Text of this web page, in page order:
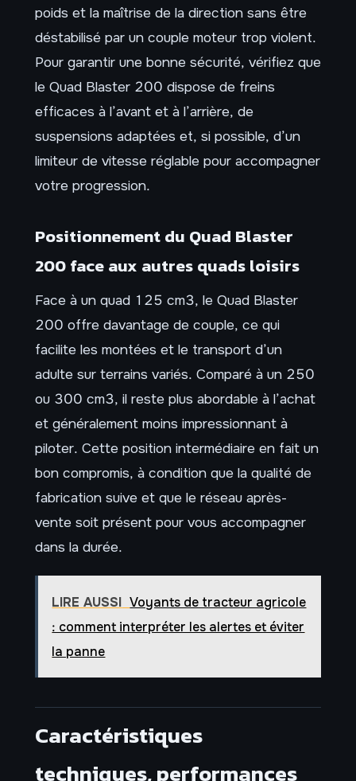
poids et la maîtrise de la direction sans être
déstabilisé par un couple moteur trop violent.
Pour garantir une bonne sécurité, vérifiez que
le Quad Blaster 200 dispose de freins
efficaces à l’avant et à l’arrière, de
suspensions adaptées et, si possible, d’un
limiteur de vitesse réglable pour accompagner
votre progression.
Positionnement du Quad Blaster
200 face aux autres quads loisirs
Face à un quad 125 cm3, le Quad Blaster
200 offre davantage de couple, ce qui
facilite les montées et le transport d’un
adulte sur terrains variés. Comparé à un 250
ou 300 cm3, il reste plus abordable à l’achat
et généralement moins impressionnant à
piloter. Cette position intermédiaire en fait un
bon compromis, à condition que la qualité de
fabrication suive et que le réseau après-
vente soit présent pour vous accompagner
dans la durée.
LIRE AUSSI Voyants de tracteur agricole
: comment interpréter les alertes et éviter
la panne
Caractéristiques
techniques, performances